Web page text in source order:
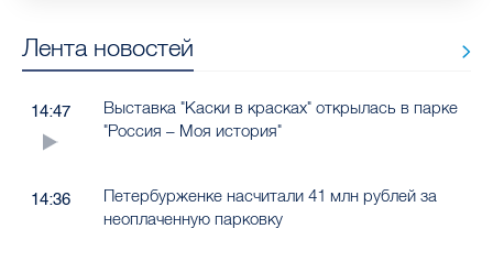
Лента новостей
14:47
Выставка "Каски в красках" открылась в парке
"Россия – Моя история"
14:36
Петербурженке насчитали 41 млн рублей за
неоплаченную парковку